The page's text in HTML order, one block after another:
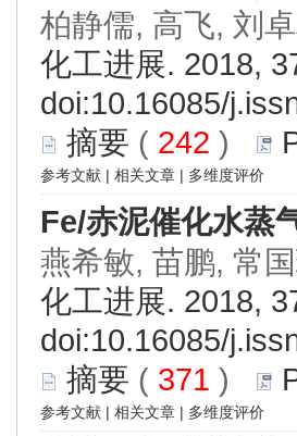
柏静儒, 高飞, 刘
化工进展. 2018,
doi:10.16085/
摘要 ( 242 )
参考文献 | 相关文章 | 多维度评价
Fe/赤泥催化水蒸
燕希敏, 苗鹏, 常
化工进展. 2018,
doi:10.16085/
摘要 ( 371 )
参考文献 | 相关文章 | 多维度评价